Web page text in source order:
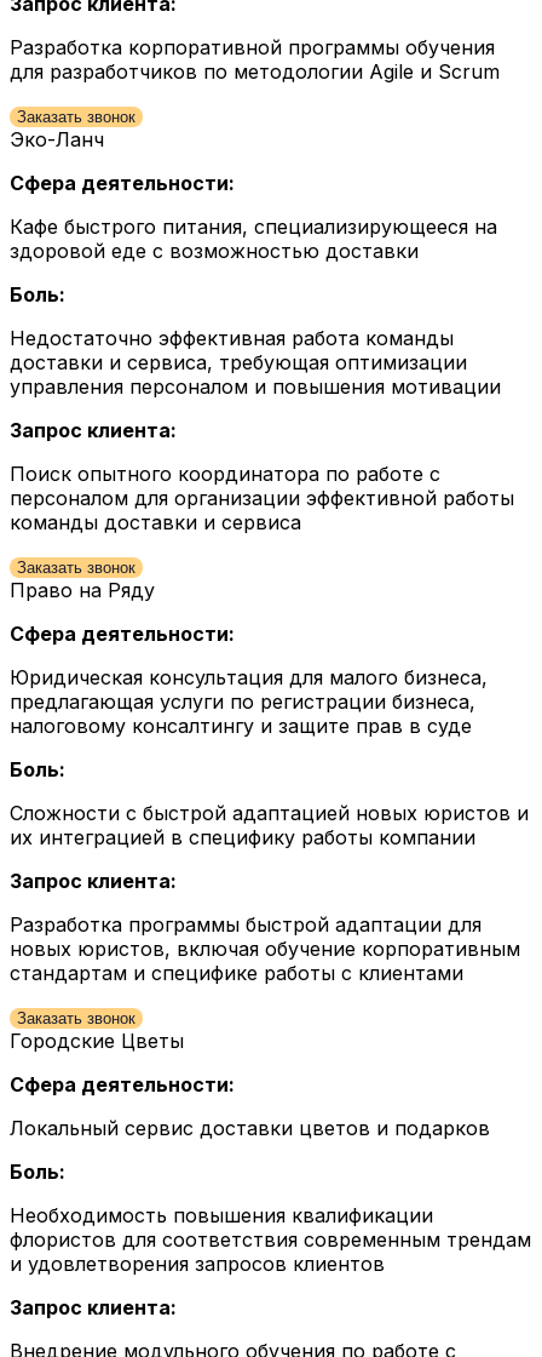
Разработка корпоративной программы обучения
для разработчиков по методологии Agile и Scrum
Заказать звонок
Эко-Ланч
Сфера деятельности:
Кафе быстрого питания, специализирующееся на
здоровой еде с возможностью доставки
Боль:
Недостаточно эффективная работа команды
доставки и сервиса, требующая оптимизации
управления персоналом и повышения мотивации
Запрос клиента:
Поиск опытного координатора по работе с
персоналом для организации эффективной работы
команды доставки и сервиса
Заказать звонок
Право на Ряду
Сфера деятельности:
Юридическая консультация для малого бизнеса,
предлагающая услуги по регистрации бизнеса,
налоговому консалтингу и защите прав в суде
Боль:
Сложности с быстрой адаптацией новых юристов и
их интеграцией в специфику работы компании
Запрос клиента:
Разработка программы быстрой адаптации для
новых юристов, включая обучение корпоративным
стандартам и специфике работы с клиентами
Заказать звонок
Городские Цветы
Сфера деятельности:
Локальный сервис доставки цветов и подарков
Боль:
Необходимость повышения квалификации
флористов для соответствия современным трендам
и удовлетворения запросов клиентов
Запрос клиента:
Внедрение модульного обучения по работе с